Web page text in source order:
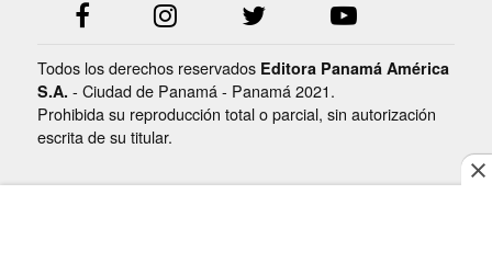
Todos los derechos reservados Editora Panamá América
S.A. - Ciudad de Panamá - Panamá 2021.
Prohibida su reproducción total o parcial, sin autorización
escrita de su titular.